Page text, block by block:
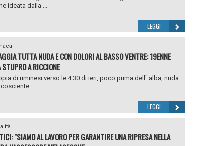
ideata dalla ...
LEGGI
TUTTA NUDA E CON DOLORI AL BASSO VENTRE: 19ENNE
A RICCIONE
di riminesi verso le 4.30 di ieri, poco prima dell` alba, nuda
...
LEGGI
"SIAMO AL LAVORO PER GARANTIRE UNA RIPRESA NELLA